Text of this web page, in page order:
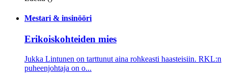
Mestari & insinööri
Erikoiskohteiden mies
Jukka Lintunen on tarttunut aina rohkeasti haasteisiin. RKL:n
puheenjohtaja on o...